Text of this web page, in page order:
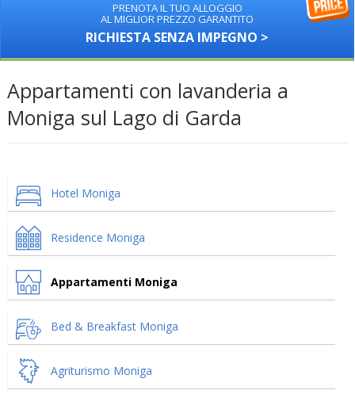
PRENOTA IL TUO ALLOGGIO
AL MIGLIOR PREZZO GARANTITO
RICHIESTA SENZA IMPEGNO >
Appartamenti con lavanderia a
Moniga sul Lago di Garda
Hotel Moniga
Residence Moniga
Appartamenti Moniga
Bed & Breakfast Moniga
Agriturismo Moniga